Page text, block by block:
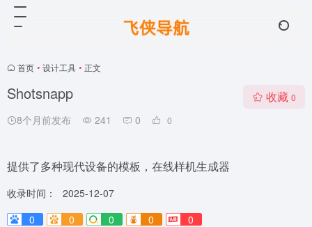
首页 • 设计工具 • 正文
Shotsnapp
8个月前发布 241 0 0
收藏 0
提供了多种现代设备的模板，在线样机生成器
收录时间：
2025-12-07
0
0 0 0 0